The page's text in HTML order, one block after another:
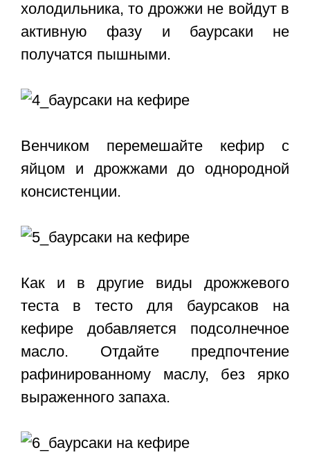
холодильника, то дрожжи не войдут в
активную фазу и баурсаки не
получатся пышными.
Венчиком перемешайте кефир с
яйцом и дрожжами до однородной
консистенции.
Как и в другие виды дрожжевого
теста в тесто для баурсаков на
кефире добавляется подсолнечное
масло. Отдайте предпочтение
рафинированному маслу, без ярко
выраженного запаха.